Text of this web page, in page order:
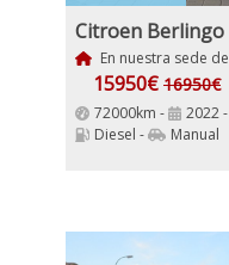
En nuestra sede de
15950€ 16950€
72000km - 2022 -
Diesel -
Manual